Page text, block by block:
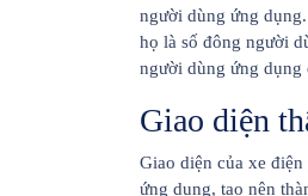
người dùng ứng
họ là số đông người
người dùng ứng dụng
Giao diện
Giao diện của xe
ứng dụng, tạo nên